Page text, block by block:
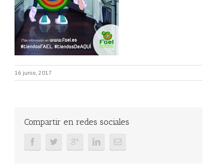
16 junio, 2017
Compartir en redes sociales